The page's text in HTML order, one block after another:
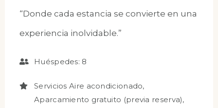
“Donde cada estancia se convierte en una
experiencia inolvidable.”
Huéspedes: 8
Servicios Aire acondicionado,
Aparcamiento gratuito (previa reserva),